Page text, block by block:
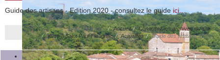
Guide des artisans - Edition 2020 - consultez le guide ici...
Vous êtes ici : Accueil
Consultez les archives du site
Vivre à Saint Paul-Flaugnac
Actualités Guide des artisans 2020